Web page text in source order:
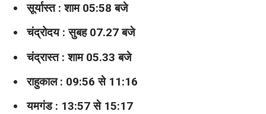
सूर्यास्त : शाम 05:58 बजे
चंद्रोदय : सुबह 07.27 बजे
चंद्रास्त : शाम 05.33 बजे
राहुकाल : 09:56 से 11:16
यमगंड : 13:57 से 15:17